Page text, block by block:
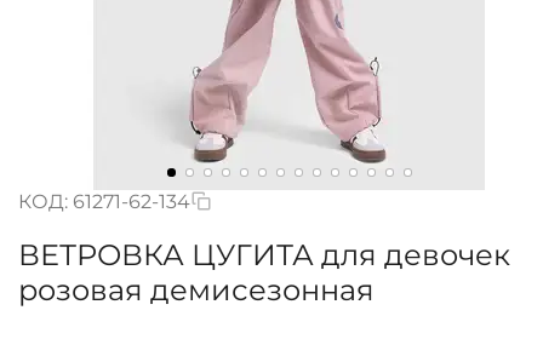
КОД: 61271-62-134
ВЕТРОВКА ЦУГИТА для девочек
розовая демисезонная